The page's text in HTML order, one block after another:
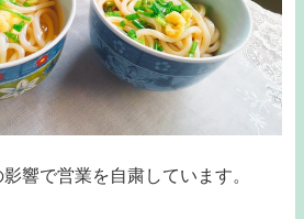
響で営業を自粛しています。